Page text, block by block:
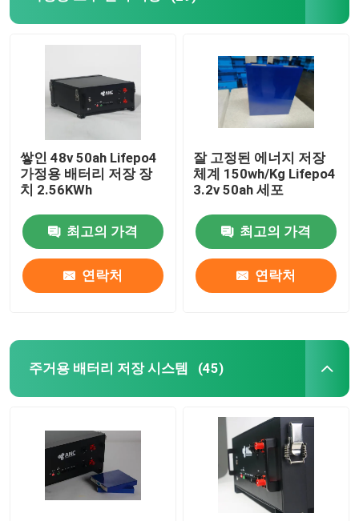
쌓인 48v 50ah Lifepo4
가정용 배터리 저장 장
치 2.56KWh
최고의 가격
연락처
잘 고정된 에너지 저장
체계 150wh/Kg Lifepo4
3.2v 50ah 세포
최고의 가격
연락처
주거용 배터리 저장 시스템 (45)